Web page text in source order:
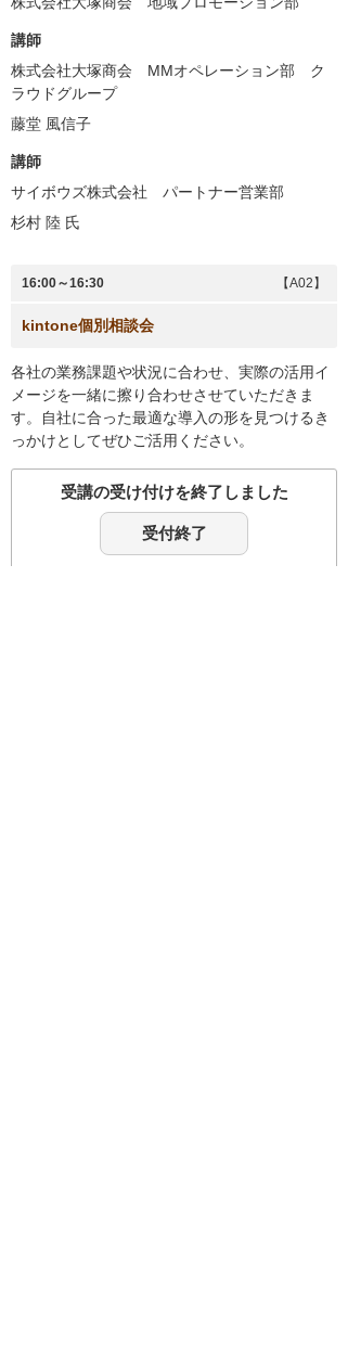
講師
株式会社大塚商会 MMオペレーション部 ク
ラウドグループ
藤堂 風信子
講師
サイボウズ株式会社 パートナー営業部
杉村 陸 氏
16:00～16:30 【A02】
kintone個別相談会
各社の業務課題や状況に合わせ、実際の活用イ
メージを一緒に擦り合わせさせていただきま
す。自社に合った最適な導入の形を見つけるき
っかけとしてぜひご活用ください。
受講の受け付けを終了しました
受付終了